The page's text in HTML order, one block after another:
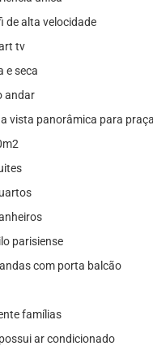
de alta velocidade
tv
e seca
andar
vista panorâmica para
parisiense
com porta balcão
famílias
ar condicionado